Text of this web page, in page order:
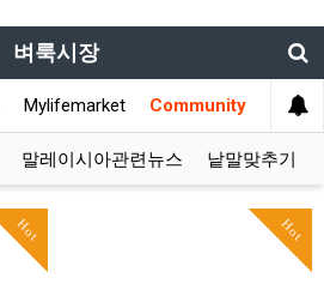
벼룩시장
Mylifemarket Community
말레이시아관련뉴스 낱말맞추기
Hot Hot